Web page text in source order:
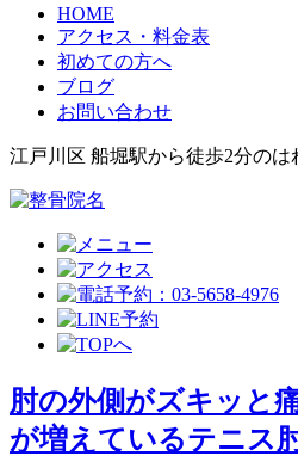
HOME
アクセス・料金表
初めての方へ
ブログ
お問い合わせ
江戸川区 船堀駅から徒歩2分のは
肘の外側がズキッと
が増えているテニス